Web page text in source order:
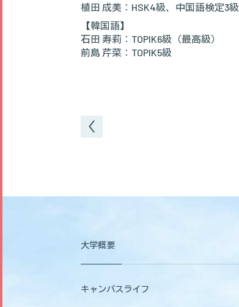
植田 成美：HSK4級、中国語検定3級
【韓国語】
石田 寿莉：TOPIK6級（最高級）
前島 芹菜：TOPIK5級
大学概要
キャンパスライフ